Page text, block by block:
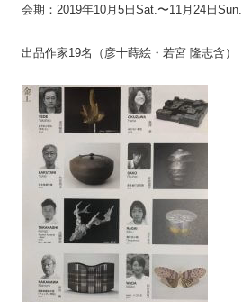
会期：2019年10月5日Sat.〜11月24日Sun.
出品作家19名（彦十蒔絵・ 若宮 隆志含）